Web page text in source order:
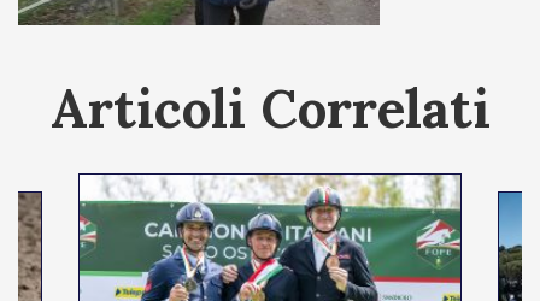
Articoli Correlati